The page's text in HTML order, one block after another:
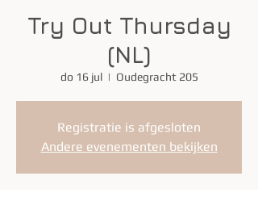
Try Out Thursday
(NL)
do 16 jul
  |
Oudegracht 205
Registratie is afgesloten
Andere evenementen bekijken